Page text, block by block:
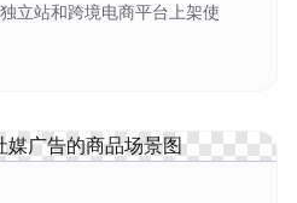
立站和跨境电商平台上架使